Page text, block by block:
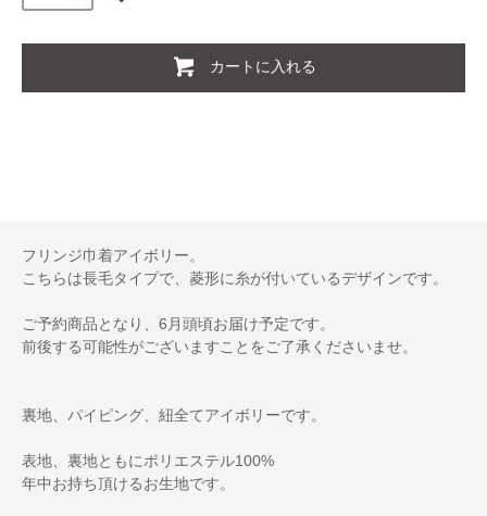
カートに入れる
フリンジ巾着アイボリー。
こちらは長毛タイプで、菱形に糸が付いているデザインです。
ご予約商品となり、6月頭頃お届け予定です。
前後する可能性がございますことをご了承くださいませ。
裏地、パイピング、紐全てアイボリーです。
表地、裏地ともにポリエステル100%
年中お持ち頂けるお生地です。